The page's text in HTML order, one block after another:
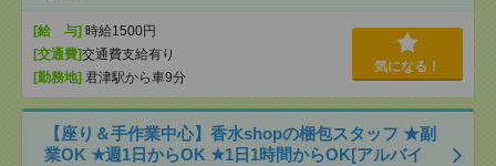
[給 与] 時給1500円
[交通費]交通費支給有り
[勤務地] 君津駅から車9分
気になる！
【座り＆手作業中心】香水shopの梱包スタッフ ★副
業OK ★週1日からOK ★1日1時間からOK[アルバイ